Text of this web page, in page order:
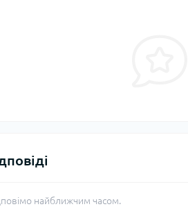
найближчим часом.